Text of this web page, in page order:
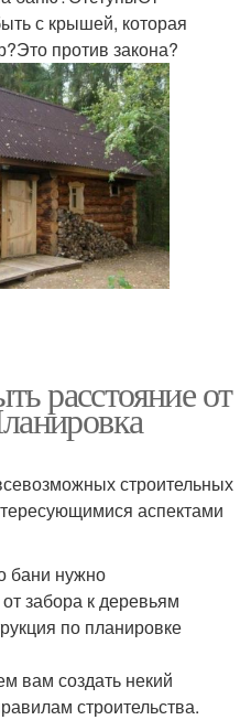
с крышей, которая
против закона?
расстояние от
строительных
аспектами
бани нужно
забора к деревьям
по планировке
вам создать некий
строительства.